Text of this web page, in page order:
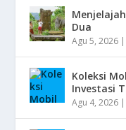
Dua
Agu 5, 2026 |
Koleksi
Investasi
Agu 4, 2026 |